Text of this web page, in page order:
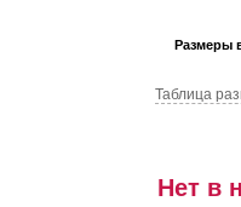
Размеры
Таблица
Нет в